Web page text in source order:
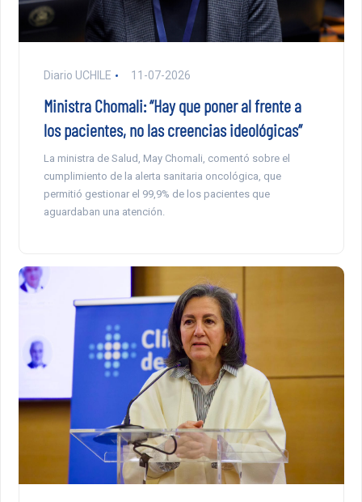
Diario UCHILE 11-07-2026
Ministra Chomali: “Hay que poner al frente a
los pacientes, no las creencias ideológicas”
La ministra de Salud, May Chomali, comentó sobre el
cumplimiento de la alerta sanitaria oncológica, que
permitió gestionar el 99,9% de los pacientes que
aguardaban una atención.